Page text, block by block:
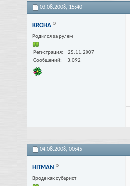
03.08.2008, 15:40
KROHA
Родился за рулем
Регистрация
25.11.2007
Сообщений
3,092
04.08.2008, 00:45
HITMAN
Вроде как субарист